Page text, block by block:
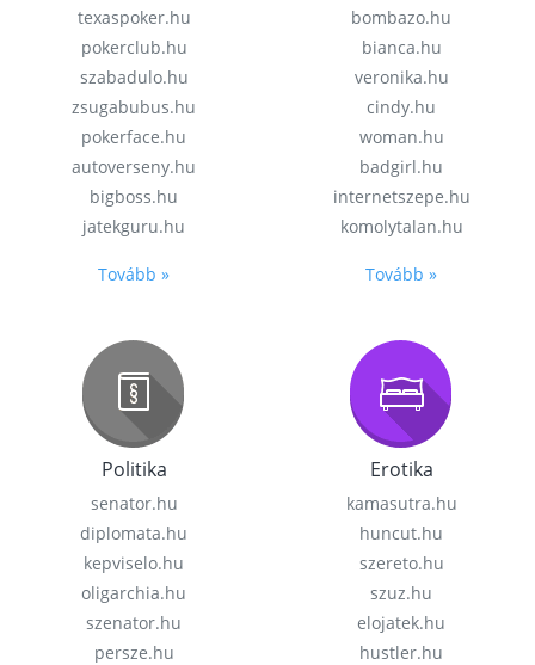
texaspoker.hu
pokerclub.hu
szabadulo.hu
zsugabubus.hu
pokerface.hu
autoverseny.hu
bigboss.hu
jatekguru.hu
Tovább »
bombazo.hu
bianca.hu
veronika.hu
cindy.hu
woman.hu
badgirl.hu
internetszepe.hu
komolytalan.hu
Tovább »
Politika
senator.hu
diplomata.hu
kepviselo.hu
oligarchia.hu
szenator.hu
persze.hu
Erotika
kamasutra.hu
huncut.hu
szereto.hu
szuz.hu
elojatek.hu
hustler.hu